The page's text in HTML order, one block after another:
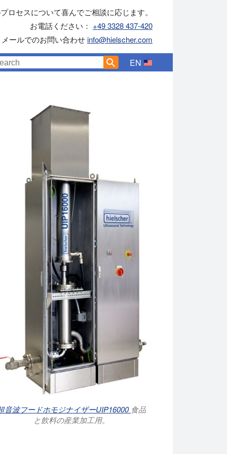
ロセスについて喜んでご相談に応じます。
お電話ください： +49 3328 437-420
メールでのお問い合わせinfo@hielscher.com
EN
音波フードホモジナイザーUIP16000 食品
と飲料の産業加工用。